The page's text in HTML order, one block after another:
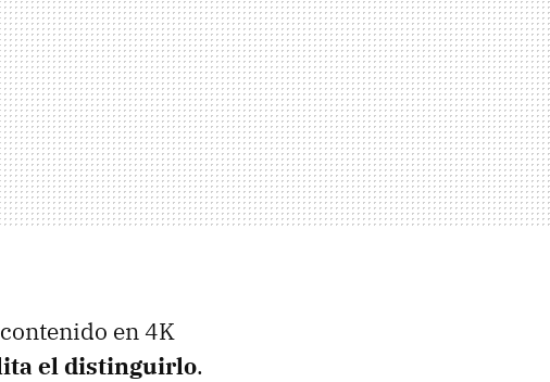
en 4K
el distinguirlo.